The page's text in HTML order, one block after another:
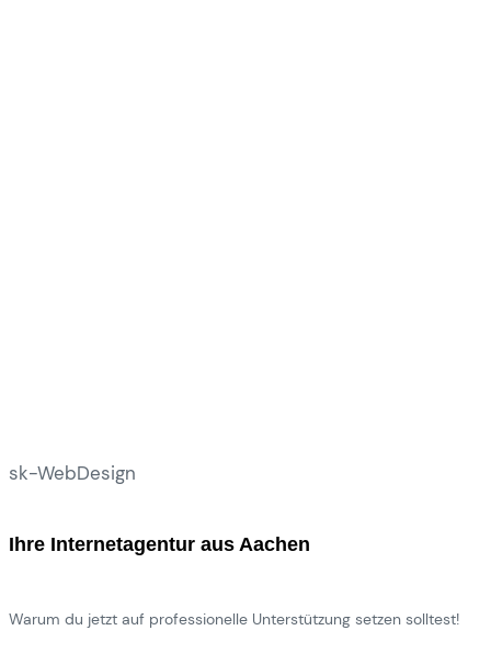
sk-WebDesign
Ihre Internetagentur aus Aachen
Warum du jetzt auf professionelle Unterstützung setzen solltest!